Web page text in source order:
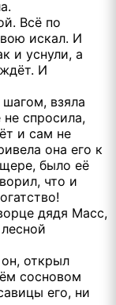
Всё по
искал. И
и уснули, а
И
взяла
спросила,
и сам не
она его к
было её
что и
дядя Масс,
открыл
сосновом
его, ни